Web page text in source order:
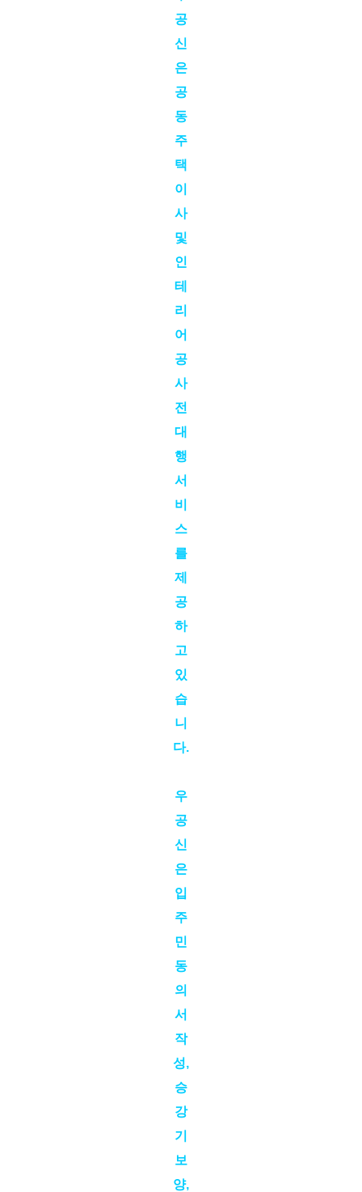
공
신
은
공
동
주
택
이
사
및
인
테
리
어
공
사
전
대
행
서
비
스
를
제
공
하
고
있
습
니
다.
우
공
신
은
입
주
민
동
의
서
작
성,
승
강
기
보
양,